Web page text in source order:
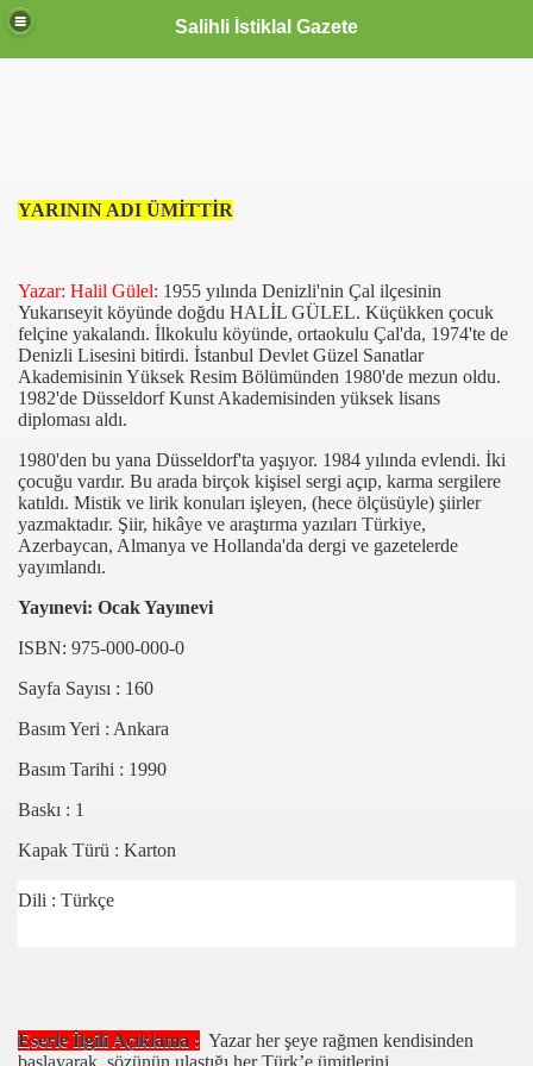
Salihli İstiklal Gazete
YARININ ADI ÜMİTTİR
Yazar: Halil Gülel: 1955 yılında Denizli'nin Çal ilçesinin
Yukarıseyit köyünde doğdu HALİL GÜLEL. Küçükken çocuk
felçine yakalandı. İlkokulu köyünde, ortaokulu Çal'da, 1974'te de
Denizli Lisesini bitirdi. İstanbul Devlet Güzel Sanatlar
Akademisinin Yüksek Resim Bölümünden 1980'de mezun oldu.
1982'de Düsseldorf Kunst Akademisinden yüksek lisans
diploması aldı.
1980'den bu yana Düsseldorf'ta yaşıyor. 1984 yılında evlendi. İki
çocuğu vardır. Bu arada birçok kişisel sergi açıp, karma sergilere
katıldı. Mistik ve lirik konuları işleyen, (hece ölçüsüyle) şiirler
yazmaktadır. Şiir, hikâye ve araştırma yazıları Türkiye,
Azerbaycan, Almanya ve Hollanda'da dergi ve gazetelerde
yayımlandı.
Yayınevi: Ocak Yayınevi
ISBN: 975-000-000-0
Sayfa Sayısı : 160
Basım Yeri : Ankara
Basım Tarihi : 1990
Baskı : 1
Kapak Türü : Karton
Dili : Türkçe
Eserle İlgili Açıklama : Yazar her şeye rağmen kendisinden
başlayarak, sözünün ulaştığı her Türk’e ümitlerini